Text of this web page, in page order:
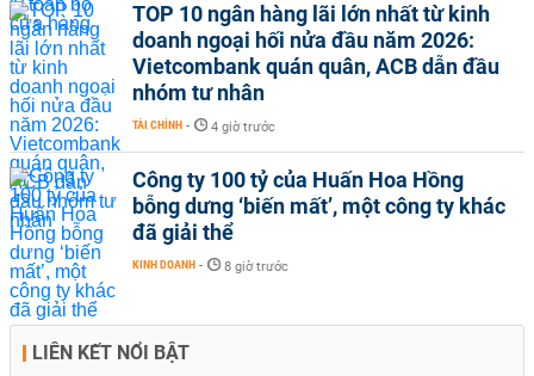
TOP 10 ngân hàng lãi lớn nhất từ kinh
doanh ngoại hối nửa đầu năm 2026:
Vietcombank quán quân, ACB dẫn đầu
nhóm tư nhân
TÀI CHÍNH - 4 giờ trước
Công ty 100 tỷ của Huấn Hoa Hồng
bỗng dưng ‘biến mất’, một công ty khác
đã giải thể
KINH DOANH - 8 giờ trước
LIÊN KẾT NỔI BẬT